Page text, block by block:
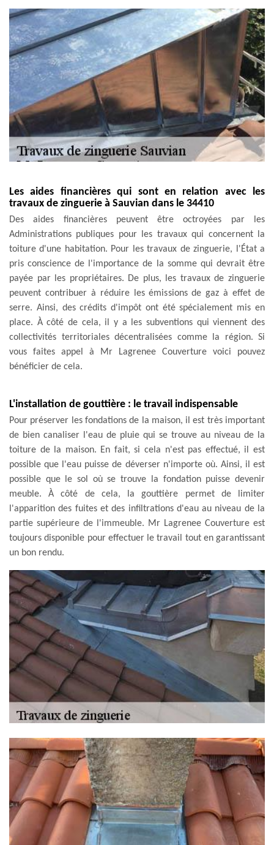
Les aides financières qui sont en relation avec les
travaux de zinguerie à Sauvian dans le 34410
Des aides financières peuvent être octroyées par les
Administrations publiques pour les travaux qui concernent la
toiture d'une habitation. Pour les travaux de zinguerie, l'État a
pris conscience de l'importance de la somme qui devrait être
payée par les propriétaires. De plus, les travaux de zinguerie
peuvent contribuer à réduire les émissions de gaz à effet de
serre. Ainsi, des crédits d'impôt ont été spécialement mis en
place. À côté de cela, il y a les subventions qui viennent des
collectivités territoriales décentralisées comme la région. Si
vous faites appel à Mr Lagrenee Couverture voici pouvez
bénéficier de cela.
L'installation de gouttière : le travail indispensable
Pour préserver les fondations de la maison, il est très important
de bien canaliser l'eau de pluie qui se trouve au niveau de la
toiture de la maison. En fait, si cela n'est pas effectué, il est
possible que l'eau puisse de déverser n'importe où. Ainsi, il est
possible que le sol où se trouve la fondation puisse devenir
meuble. À côté de cela, la gouttière permet de limiter
l'apparition des fuites et des infiltrations d'eau au niveau de la
partie supérieure de l'immeuble. Mr Lagrenee Couverture est
toujours disponible pour effectuer le travail tout en garantissant
un bon rendu.